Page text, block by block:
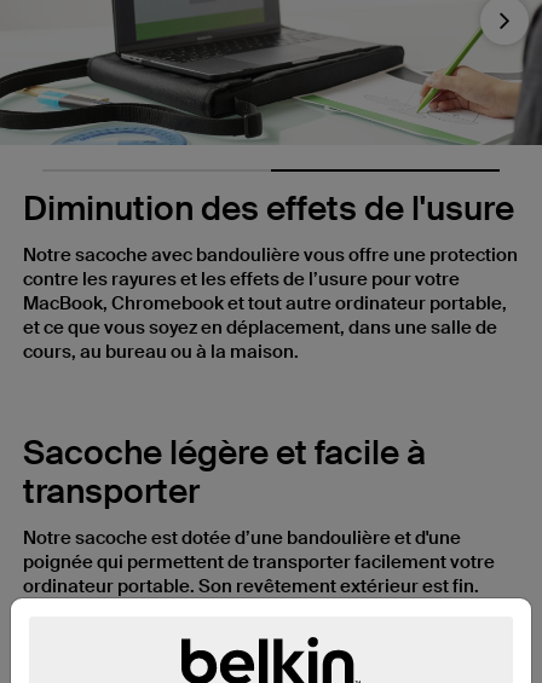
Next
Diminution des effets de l'usure
Notre sacoche avec bandoulière vous offre une protection
contre les rayures et les effets de l’usure pour votre
MacBook, Chromebook et tout autre ordinateur portable,
et ce que vous soyez en déplacement, dans une salle de
cours, au bureau ou à la maison.
Sacoche légère et facile à
transporter
Notre sacoche est dotée d’une bandoulière et d'une
poignée qui permettent de transporter facilement votre
ordinateur portable. Son revêtement extérieur est fin.